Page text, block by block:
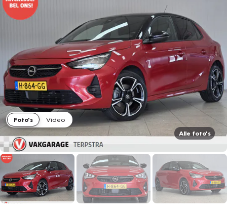
Foto's
Video
Alle foto's